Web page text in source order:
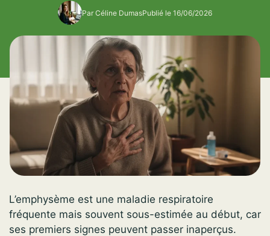
Par Céline DumasPublié le 16/06/2026
L’emphysème est une maladie respiratoire
fréquente mais souvent sous-estimée au début, car
ses premiers signes peuvent passer inaperçus.